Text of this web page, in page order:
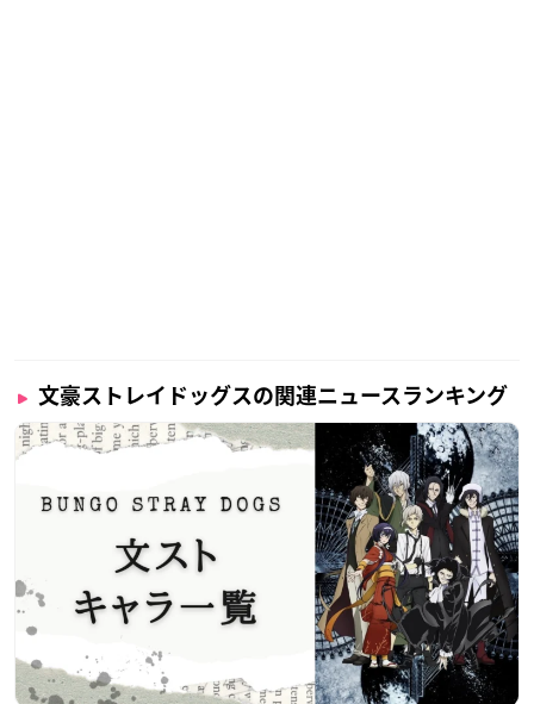
文豪ストレイドッグスの関連ニュースランキング